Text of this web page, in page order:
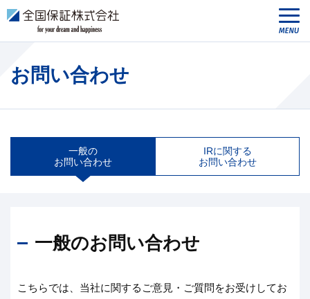
お問い合わせ
一般の
お問い合わせ
IRに関する
お問い合わせ
一般のお問い合わせ
こちらでは、当社に関するご意見・ご質問をお受けしてお